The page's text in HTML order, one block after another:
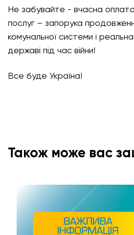
Не забувайте - вчасна
послуг – запорука
комунальної системи і
державі під час війни!
Все буде Україна!
Також може вас